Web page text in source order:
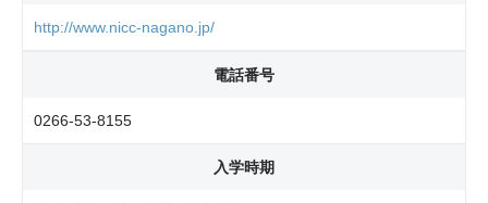
http://www.nicc-nagano.jp/
電話番号
0266-53-8155
入学時期